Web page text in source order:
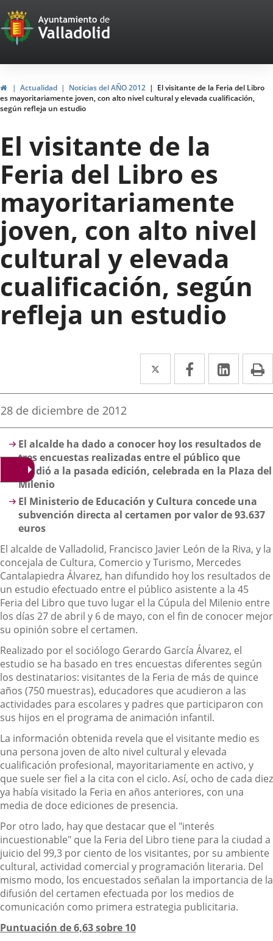
Portal
Web
del
Ayuntamiento
de
Valladolid
HomeActualidad Noticias del AÑO 2012
El visitante de la Feria del Libro
es mayoritariamente joven, con alto nivel cultural y elevada cualificación,
según refleja un estudio
El visitante de la
Feria del Libro es
mayoritariamente
joven, con alto nivel
cultural y elevada
cualificación, según
refleja un estudio
Twitter
Enlace
a
aplicación
externa.
Facebook
Enlace
a
aplicación
externa.
Enlace
a
Fecha
la
noticia
28 de diciembre de 2012
Descripción
El alcalde ha dado a conocer hoy los resultados de
tres encuestas realizadas entre el público que
acudió a la pasada edición, celebrada en la Plaza del
Milenio
El Ministerio de Educación y Cultura concede una
subvención directa al certamen por valor de 93.637
euros
El alcalde de Valladolid, Francisco Javier León de la Riva, y la
concejala de Cultura, Comercio y Turismo, Mercedes
Cantalapiedra Álvarez, han difundido hoy los resultados de
un estudio efectuado entre el público asistente a la 45
Feria del Libro que tuvo lugar el la Cúpula del Milenio entre
los días 27 de abril y 6 de mayo, con el fin de conocer mejor
su opinión sobre el certamen.
Realizado por el sociólogo Gerardo García Álvarez, el
estudio se ha basado en tres encuestas diferentes según
los destinatarios: visitantes de la Feria de más de quince
años (750 muestras), educadores que acudieron a las
actividades para escolares y padres que participaron con
sus hijos en el programa de animación infantil.
La información obtenida revela que el visitante medio es
una persona joven de alto nivel cultural y elevada
cualificación profesional, mayoritariamente en activo, y
que suele ser fiel a la cita con el ciclo. Así, ocho de cada diez
ya había visitado la Feria en años anteriores, con una
media de doce ediciones de presencia.
Por otro lado, hay que destacar que el "interés
incuestionable" que la Feria del Libro tiene para la ciudad a
juicio del 99,3 por ciento de los visitantes, por su ambiente
cultural, actividad comercial y programación literaria. Del
mismo modo, los encuestados señalan la importancia de la
difusión del certamen efectuada por los medios de
comunicación como primera estrategia publicitaria.
Puntuación de 6,63 sobre 10